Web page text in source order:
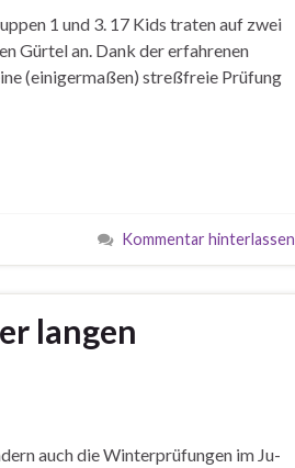
1 und 3. 17 Kids traten auf zwei
Gürtel an. Dank der erfahrenen
(einigermaßen) streßfreie Prüfung
Kommentar hinterlassen
langen
auch die Winterprüfungen im Ju-